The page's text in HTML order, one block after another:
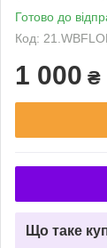
Готово до
Код:
1 000 ₴
Що таке